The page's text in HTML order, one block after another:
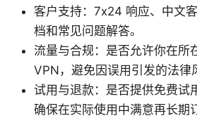
客户支持：7x24 响应、中文
档和常见问题解答。
流量与合规：是否允许你在所
VPN，避免因误用引发的法律
试用与退款：是否提供免费试
确保在实际使用中满意再长期